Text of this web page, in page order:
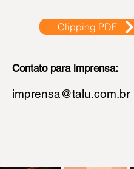
Clipping PDF
Contato para imprensa:
imprensa@talu.com.br